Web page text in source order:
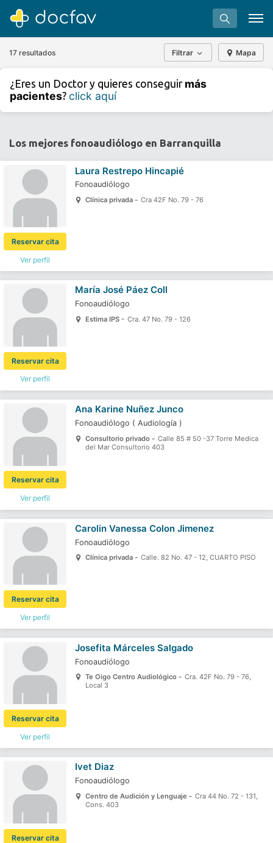
Buscar
¿Eres un doctor?
17 resultados Filtrar Mapa
¿Eres un Doctor y quieres conseguir más
pacientes? click aquí
Los mejores fonoaudiólogo en Barranquilla
Ver perfil
Reservar cita
Laura Restrepo Hincapié
Fonoaudiólogo
Clínica privada - Cra 42F No. 79 - 76
Ver perfil
Reservar cita
María José Páez Coll
Fonoaudiólogo
Estima IPS - Cra. 47 No. 79 - 126
Ver perfil
Reservar cita
Ana Karine Nuñez Junco
Fonoaudiólogo ( Audiología )
Consultorio privado - Calle 85 # 50 -37 Torre Medica
del Mar Consultorio 403
Ver perfil
Reservar cita
Carolin Vanessa Colon Jimenez
Fonoaudiólogo
Clínica privada - Calle. 82 No. 47 - 12, CUARTO PISO
Ver perfil
Reservar cita
Josefita Márceles Salgado
Fonoaudiólogo
Te Oigo Centro Audiológico - Cra. 42F No. 79 - 76,
Local 3
Reservar cita
Ivet Diaz
Fonoaudiólogo
Centro de Audición y Lenguaje - Cra 44 No. 72 - 131,
Cons. 403
⇧
©
contributors.